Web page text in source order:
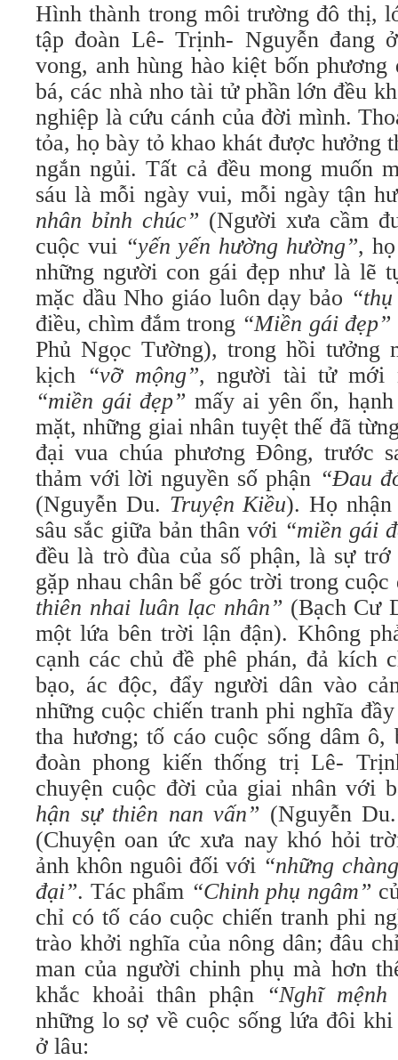
Hình thành trong môi trường đô thị,
tập đoàn Lê- Trịnh- Nguyễn đang
vong, anh hùng hào kiệt bốn phương
bá, các nhà nho tài tử phần lớn đều
nghiệp là cứu cánh của đời mình.
tỏa, họ bày tỏ khao khát được hưởng
ngắn ngủi. Tất cả đều mong muốn
sáu là mỗi ngày vui, mỗi ngày tận
nhân bỉnh chúc” (Người xưa cầm
cuộc vui “yến yến hường hường”,
những người con gái đẹp như là lẽ
mặc dầu Nho giáo luôn dạy bảo
điều, chìm đắm trong “Miền gái đẹp”
Phủ Ngọc Tường), trong hồi tưởng
kịch “vỡ mộng”, người tài tử mới
“miền gái đẹp” mấy ai yên ổn,
mặt, những giai nhân tuyệt thế đã
đại vua chúa phương Đông, trước
thảm với lời nguyền số phận “Đau
(Nguyễn Du. Truyện Kiều). Họ nhận
sâu sắc giữa bản thân với “miền gái
đều là trò đùa của số phận, là sự
gặp nhau chân bể góc trời trong
thiên nhai luân lạc nhân” (Bạch Cư
một lứa bên trời lận đận). Không
cạnh các chủ đề phê phán, đả kích
bạo, ác độc, đẩy người dân vào
những cuộc chiến tranh phi nghĩa
tha hương; tố cáo cuộc sống dâm ô,
đoàn phong kiến thống trị Lê-
chuyện cuộc đời của giai nhân với
hận sự thiên nan vấn” (Nguyễn
(Chuyện oan ức xưa nay khó hỏi
ảnh khôn nguôi đối với “những
đại”. Tác phẩm “Chinh phụ ngâm”
chỉ có tố cáo cuộc chiến tranh phi
trào khởi nghĩa của nông dân; đâu
man của người chinh phụ mà hơn
khắc khoải thân phận “Nghĩ
những lo sợ về cuộc sống lứa đôi khi
ở lâu: